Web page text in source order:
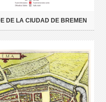
DE LA CIUDAD DE BREMEN